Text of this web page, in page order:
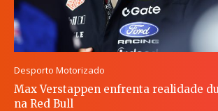
Desporto Motorizado
Max Verstappen enfrenta realidade
na Red Bull